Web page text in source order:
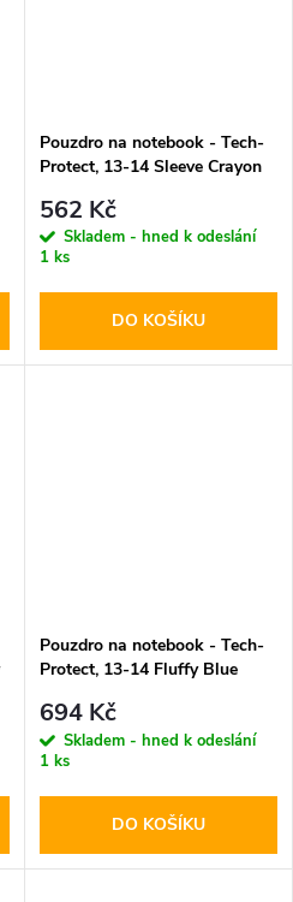
Pouzdro na notebook - Tech-
Protect, 13-14 Sleeve Crayon
562 Kč
Skladem - hned k odeslání
1 ks
DO KOŠÍKU
Pouzdro na notebook - Tech-
Protect, 13-14 Fluffy Blue
694 Kč
Skladem - hned k odeslání
1 ks
DO KOŠÍKU